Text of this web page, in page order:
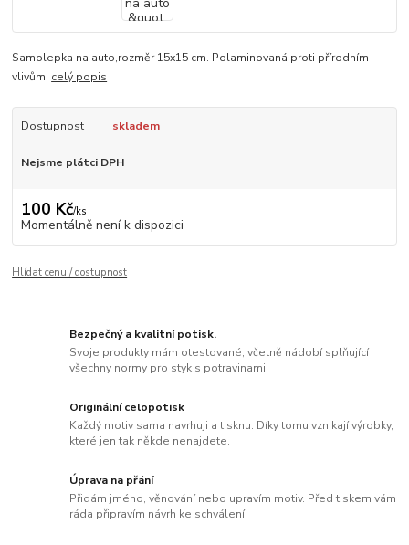
Samolepka na auto,rozměr 15x15 cm. Polaminovaná proti přírodním
vlivům. celý popis
Dostupnost skladem
Nejsme plátci DPH
100 Kč/ks
Momentálně není k dispozici
Hlídat cenu / dostupnost
Bezpečný a kvalitní potisk.
Svoje produkty mám otestované, včetně nádobí splňující
všechny normy pro styk s potravinami
Originální celopotisk
Každý motiv sama navrhuji a tisknu. Díky tomu vznikají výrobky,
které jen tak někde nenajdete.
Úprava na přání
Přidám jméno, věnování nebo upravím motiv. Před tiskem vám
ráda připravím návrh ke schválení.